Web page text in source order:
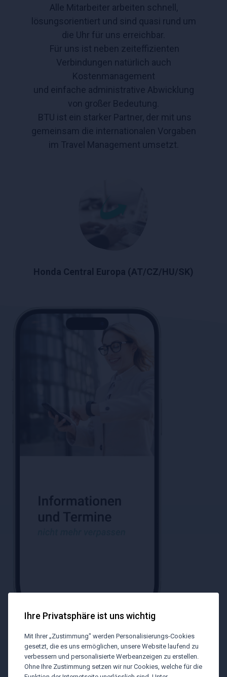
Alle Mitarbeiter arbeiten schnell,
lösungsorientiert und sind quasi rund um
die Uhr für uns erreichbar.
Für uns ist neben zeiteffizienten
Verbindungen natürlich auch
Kostenmanagement
und einfache administrative Abwicklung
von großer Bedeutung.
BTU ist ein starker Partner, der mit uns
gemeinsam die internationalen Vorgaben
im Travel Management umsetzt.
Honda Central Europa (AT/CZ/HU/SK)
Ihre Privatsphäre ist uns wichtig
Mit Ihrer „Zustimmung" werden Personalisierungs-Cookies
gesetzt, die es uns ermöglichen, unsere Website laufend zu
verbessern und personalisierte Werbeanzeigen zu erstellen.
Ohne Ihre Zustimmung setzen wir nur Cookies, welche für die